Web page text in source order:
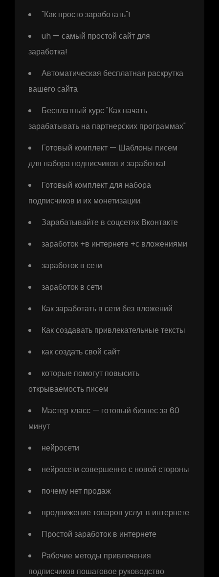
"Как просто заработать"!
uh — самый простой сайт для
заработка!
Автоматическая бесплатная раскрутка
вашего сайта
Бесплатный курс "Как начать
зарабатывать на партнерских программах"
Готовый комплект — Шаблоны писем
для набора подписчиков и заработка!
Готовый комплект для набора
подписчиков и их монетизации.
Зарабатывайте в соцсетях Вконтакте
заработок +в интернете +с вложениями
заработок в сети
заработок в сети
Как заработать в сети без вложений
Как создавать привлекательные тексты
как создать свой сайт
которые помогут повысить
открываемость писем
Мастер класс — готовый бизнес за 60
минут
нейросети
нейросети совершенно с новой стороны
почему нет продаж
продвижение товаров услуг в интернете
Простой заработок в интернете
Рабочие методы привлечения
подписчиков пошаговое руководство